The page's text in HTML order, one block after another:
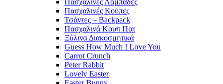
Πασχαλινές Κούπες
Τσάντες – Backpack
Πασχαλινά Κουπ Πατ
Ξύλινα Διακοσμητικά
Guess How Much I Love You
Carrot Crunch
Peter Rabbit
Lovely Easter